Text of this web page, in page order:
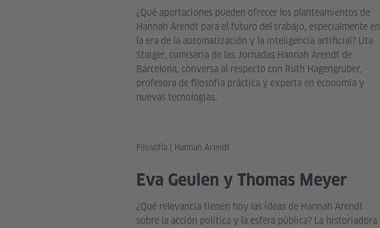
¿Qué aportaciones pueden ofrecer los planteamientos de
Hannah Arendt para el futuro del trabajo, especialmente en
la era de la automatización y la inteligencia artificial? Uta
Staiger, comisaria de las Jornadas Hannah Arendt de
Barcelona, conversa al respecto con Ruth Hagengruber,
profesora de filosofía práctica y experta en economía y
nuevas tecnologías.
Filosofía | Hannah Arendt
Eva Geulen y Thomas Meyer
¿Qué relevancia tienen hoy las ideas de Hannah Arendt
sobre la acción política y la esfera pública? La historiadora